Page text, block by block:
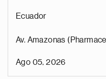
Ecuador
Av. Amazonas
Ago 05, 2026